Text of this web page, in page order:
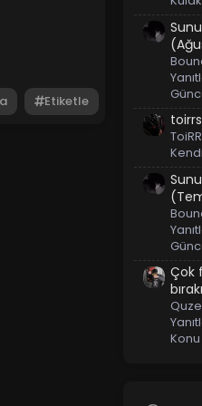
Etiketle
Çok
Konu